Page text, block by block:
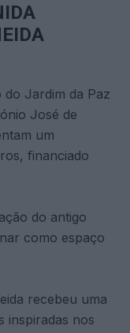
do Jardim da Paz
José de
um
financiado
do antigo
como espaço
recebeu uma
inspiradas nos